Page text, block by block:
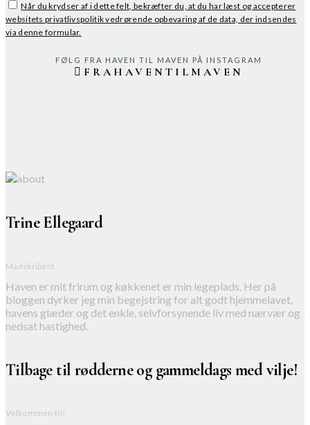
Når du krydser af i dette felt, bekræfter du, at du har læst og accepterer
websitets privatlivspolitik vedrørende opbevaring af de data, der indsendes
via denne formular.
FRAHAVENTILMAVEN
FØLG FRA HAVEN TIL MAVEN PÅ INSTAGRAM
Trine Ellegaard
Madskribent
Haven er mit frirum og køkkenet er min legeplads. Her på
bloggen dyrker jeg min begejstring for alt godt hjemmelavet,
havens glæder og det enkle, selvforsynende liv med nærvær og
nedsat hastighed.
Tilbage til rødderne og gammeldags med vilje!
Velkommen til!